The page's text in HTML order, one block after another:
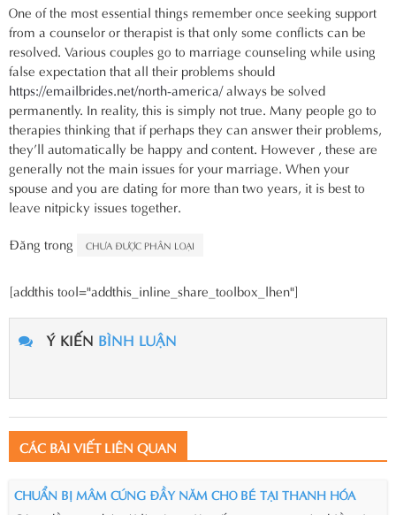
One of the most essential things remember once seeking support
from a counselor or therapist is that only some conflicts can be
resolved. Various couples go to marriage counseling while using
false expectation that all their problems should
https://emailbrides.net/north-america/always be solved
permanently. In reality, this is simply not true. Many people go to
therapies thinking that if perhaps they can answer their problems,
they’ll automatically be happy and content. However , these are
generally not the main issues for your marriage. When your
spouse and you are dating for more than two years, it is best to
leave nitpicky issues together.
Đăng trong
CHƯA ĐƯỢC PHÂN LOẠI
[addthis tool="addthis_inline_share_toolbox_lhen"]
Ý KIẾN BÌNH LUẬN
CÁC BÀI VIẾT LIÊN QUAN
CHUẨN BỊ MÂM CÚNG ĐẦY NĂM CHO BÉ TẠI THANH HÓA